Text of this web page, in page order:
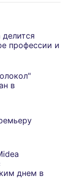
профессии и
в
днем в